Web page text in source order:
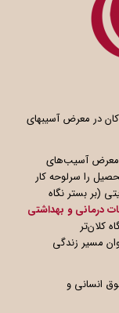
و کودکان در معرض آسیبهای
معرض آسیب‌های
را سرلوحه کار
(بر بستر نگاه
درمانی و بهداشتی
کلان‌تر
مسیر زندگی
انسانی و